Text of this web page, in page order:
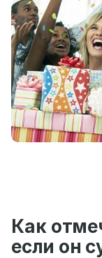
Как
если он